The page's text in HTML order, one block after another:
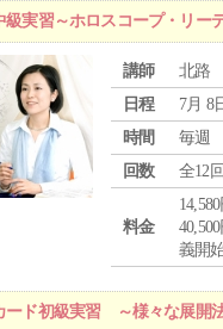
級実習～ホロスコープ・リー
講師
北路
日程
7月 8
時間
毎週
回数
全12回
料金
義開
ード初級実習 ～様々な展開